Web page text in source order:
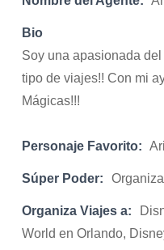
Bio
Soy una apasionada
tipo de viajes!! Con mi
Mágicas!!!
Personaje Favorito:
Súper Poder:
Organiza Viajes a:
World en Orlando,